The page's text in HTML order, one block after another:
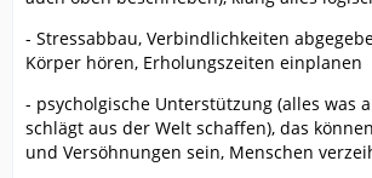
- Stressabbau, Verbindlichkeiten
Körper hören, Erholungszeiten einplanen
- psycholgische Unterstützung (alles was
schlägt aus der Welt schaffen), das
und Versöhnungen sein, Menschen